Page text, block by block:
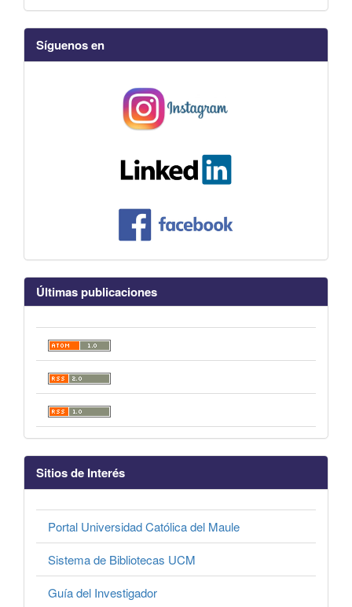
Síguenos en
Últimas publicaciones
Sitios de Interés
Portal Universidad Católica del Maule
Sistema de Bibliotecas UCM
Guía del Investigador